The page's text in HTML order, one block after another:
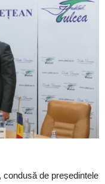
condusă de președintele